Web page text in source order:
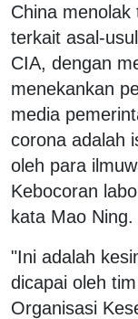
China
terkait asal-
CIA, dengan
menekankan
media
corona adalah
oleh para
Kebocoran
kata Mao Ning.
"Ini adalah
dicapai oleh
Organisasi